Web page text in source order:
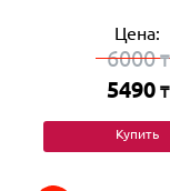
Цена:
6000₸
5490 ₸
Купить